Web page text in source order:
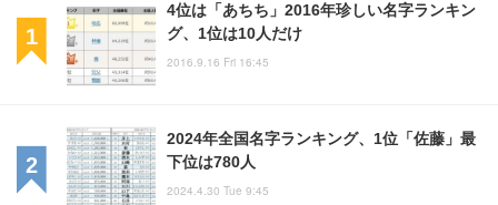
4位は「あちち」2016年珍しい名字ランキン
グ、1位は10人だけ
2016.9.16 Fri 16:45
2024年全国名字ランキング、1位「佐藤」最
下位は780人
2024.4.30 Tue 9:45